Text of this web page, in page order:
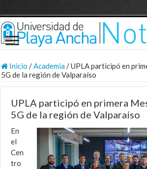
Inicio /Academia/UPLA participó en
5G de la región de Valparaíso
UPLA participó en primera
5G de la región de Valparaíso
En
el
Cen
tro